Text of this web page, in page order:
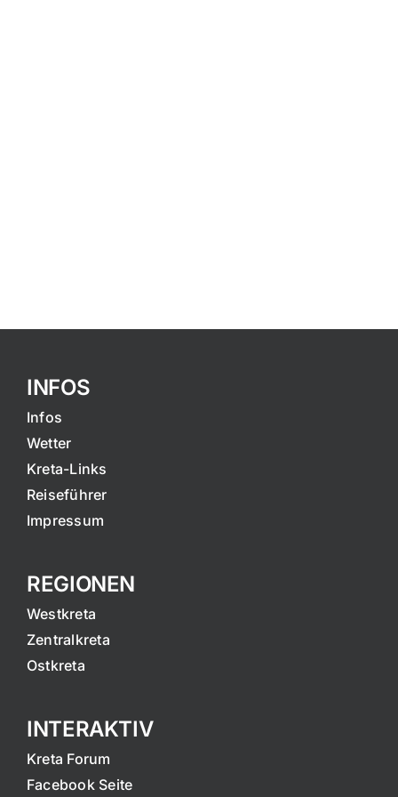
INFOS
Infos
Wetter
Kreta-Links
Reiseführer
Impressum
REGIONEN
Westkreta
Zentralkreta
Ostkreta
INTERAKTIV
Kreta Forum
Facebook Seite